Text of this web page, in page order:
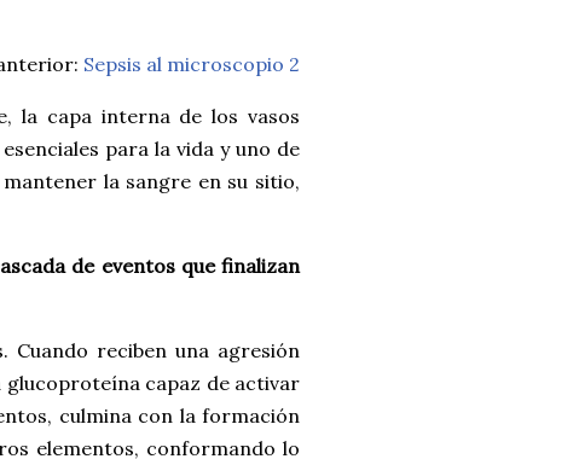
Sepsis al microscopio 2
la capa interna de los vasos
para la vida y uno de
la sangre en su sitio,
de eventos que finalizan
reciben una agresión
glucoproteína capaz de activar
culmina con la formación
elementos, conformando lo